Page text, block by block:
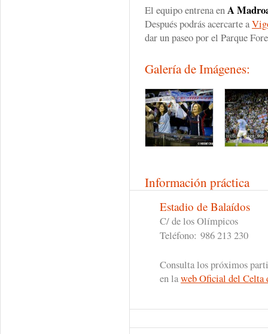
El equipo entrena enA
Después podrás acercarte a
dar un paseo por el Parque
Galería de Imágenes:
Información práctica
Estadio de Balaídos
C/ de los Olímpicos
Teléfono: 986 213 230
Consulta los próximos
en laweb Oficial del Celta